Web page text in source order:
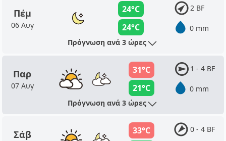
Πέμ
06 Αυγ
24°C
24°C
2 BF
0 mm
Πρόγνωση ανά 3 ώρες
Παρ
07 Αυγ
31°C
21°C
1 - 4 BF
0 mm
Πρόγνωση ανά 3 ώρες
Σάβ
33°C
0 - 4 BF